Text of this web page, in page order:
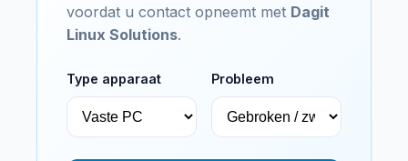
voordat u contact opneemt met Dagit
Linux Solutions.
Type apparaat Probleem